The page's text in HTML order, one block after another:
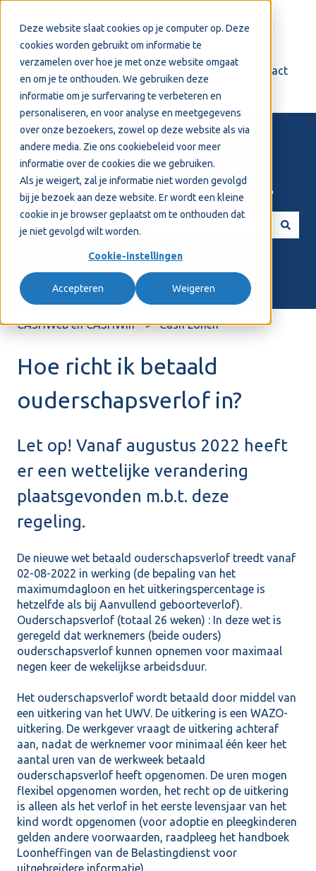
Deze website slaat cookies op je computer op. Deze
cookies worden gebruikt om informatie te
verzamelen over hoe je met onze website omgaat
en om je te onthouden. We gebruiken deze
informatie om je surfervaring te verbeteren en
personaliseren, en voor analyse en meetgegevens
over onze bezoekers, zowel op deze website als via
andere media. Zie ons cookiebeleid voor meer
informatie over de cookies die we gebruiken.
Als je weigert, zal je informatie niet worden gevolgd
bij je bezoek aan deze website. Er wordt een kleine
cookie in je browser geplaatst om te onthouden dat
je niet gevolgd wilt worden.
Cookie-instellingen
Accepteren Weigeren
Support Contact
Welkom! Hoe kunnen we je helpen?
CASHWeb en CASHWin Cash Lonen
Hoe richt ik betaald
ouderschapsverlof in?
Let op! Vanaf augustus 2022 heeft
er een wettelijke verandering
plaatsgevonden m.b.t. deze
regeling.
De nieuwe wet betaald ouderschapsverlof treedt vanaf
02-08-2022 in werking (de bepaling van het
maximumdagloon en het uitkeringspercentage is
hetzelfde als bij Aanvullend geboorteverlof).
Ouderschapsverlof (totaal 26 weken) : In deze wet is
geregeld dat werknemers (beide ouders)
ouderschapsverlof kunnen opnemen voor maximaal
negen keer de wekelijkse arbeidsduur.
Het ouderschapsverlof wordt betaald door middel van
een uitkering van het UWV. De uitkering is een WAZO-
uitkering. De werkgever vraagt de uitkering achteraf
aan, nadat de werknemer voor minimaal één keer het
aantal uren van de werkweek betaald
ouderschapsverlof heeft opgenomen. De uren mogen
flexibel opgenomen worden, het recht op de uitkering
is alleen als het verlof in het eerste levensjaar van het
kind wordt opgenomen (voor adoptie en pleegkinderen
gelden andere voorwaarden, raadpleeg het handboek
Loonheffingen van de Belastingdienst voor